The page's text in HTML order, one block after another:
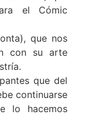
el Cómic
que nos
con su arte
que del
continuarse
lo hacemos